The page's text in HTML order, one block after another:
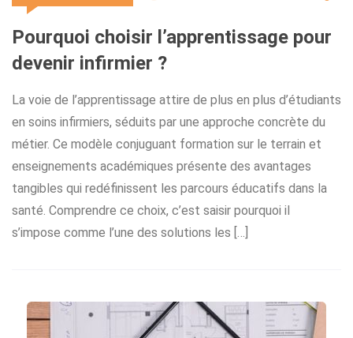
Pourquoi choisir l’apprentissage pour
devenir infirmier ?
La voie de l’apprentissage attire de plus en plus d’étudiants
en soins infirmiers, séduits par une approche concrète du
métier. Ce modèle conjuguant formation sur le terrain et
enseignements académiques présente des avantages
tangibles qui redéfinissent les parcours éducatifs dans la
santé. Comprendre ce choix, c’est saisir pourquoi il
s’impose comme l’une des solutions les […]